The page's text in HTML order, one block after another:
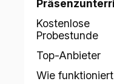
Corsi in
Lezione di prova
gratuita
Fornitori
Come funziona?